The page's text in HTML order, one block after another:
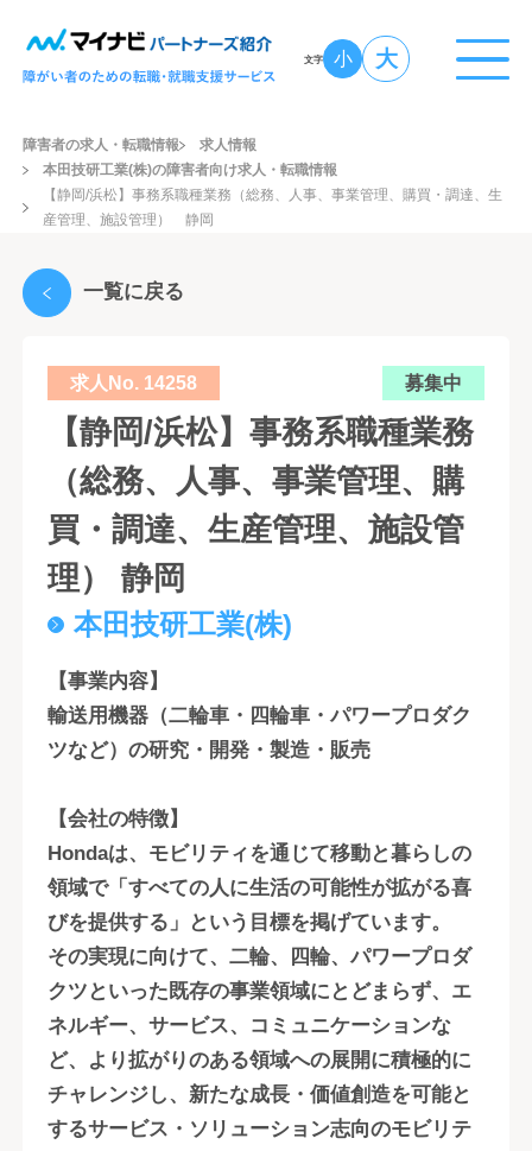
文字 小 大
障害者の求人・転職情報
求人情報
本田技研工業(株)の障害者向け求人・転職情報
【静岡/浜松】事務系職種業務（総務、人事、事業管理、購買・調達、生
産管理、施設管理） 静岡
一覧に戻る
求人No. 14258 募集中
【静岡/浜松】事務系職種業務
（総務、人事、事業管理、購
買・調達、生産管理、施設管
理） 静岡
本田技研工業(株)
【事業内容】
輸送用機器（二輪車・四輪車・パワープロダク
ツなど）の研究・開発・製造・販売
【会社の特徴】
Hondaは、モビリティを通じて移動と暮らしの
領域で「すべての人に生活の可能性が拡がる喜
びを提供する」という目標を掲げています。
その実現に向けて、二輪、四輪、パワープロダ
クツといった既存の事業領域にとどまらず、エ
ネルギー、サービス、コミュニケーションな
ど、より拡がりのある領域への展開に積極的に
チャレンジし、新たな成長・価値創造を可能と
するサービス・ソリューション志向のモビリテ